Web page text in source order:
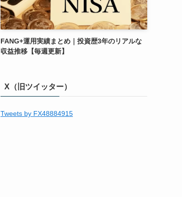
FANG+運用実績まとめ｜投資歴3年のリアルな
収益推移【毎週更新】
X（旧ツイッター）
Tweets by FX48884915